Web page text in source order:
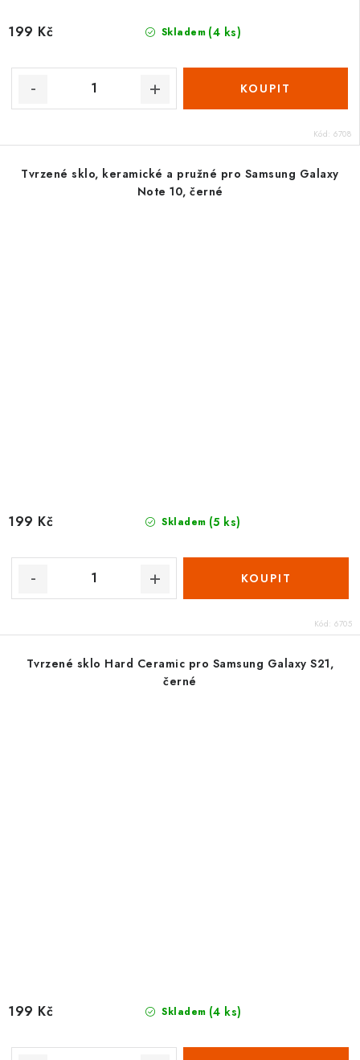
Skladem (4 ks)
199 Kč
Kód: 6708
Tvrzené sklo, keramické a pružné pro Samsung Galaxy
Note 10, černé
Skladem (5 ks)
199 Kč
Kód: 6705
Tvrzené sklo Hard Ceramic pro Samsung Galaxy S21,
černé
Skladem (4 ks)
199 Kč